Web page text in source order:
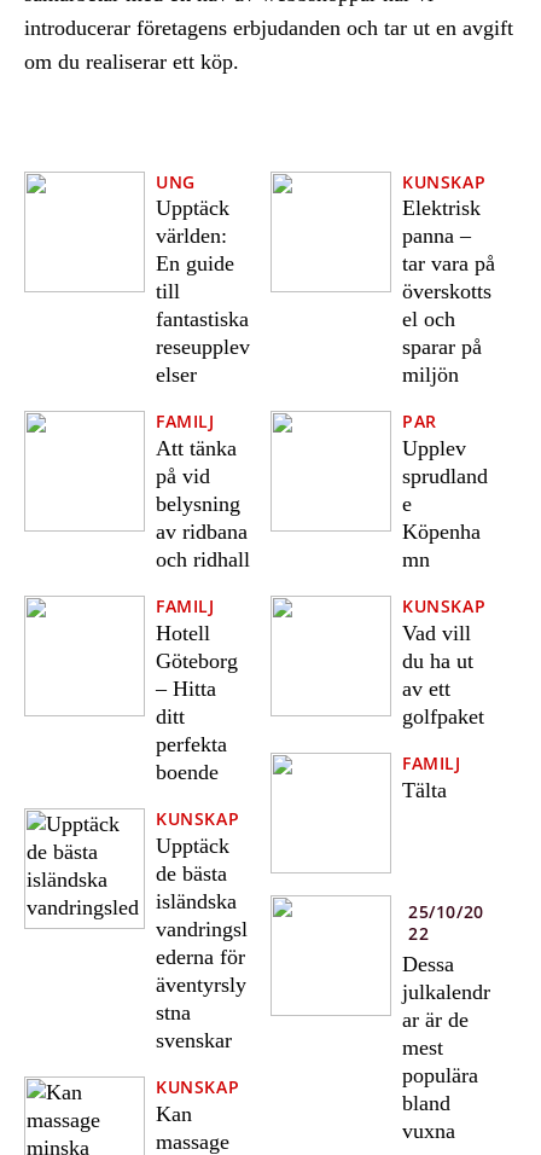
introducerar företagens erbjudanden och tar ut en avgift
om du realiserar ett köp.
UNG
Upptäck
världen:
En guide
till
fantastiska
reseupplev
elser
FAMILJ
Att tänka
på vid
belysning
av ridbana
och ridhall
FAMILJ
Hotell
Göteborg
– Hitta
ditt
perfekta
boende
KUNSKAP
Upptäck
de bästa
isländska
vandringsl
ederna för
äventyrsly
stna
svenskar
KUNSKAP
Kan
massage
KUNSKAP
Elektrisk
panna –
tar vara på
överskotts
el och
sparar på
miljön
PAR
Upplev
sprudland
e
Köpenha
mn
KUNSKAP
Vad vill
du ha ut
av ett
golfpaket
FAMILJ
Tälta
25/10/20
22
Dessa
julkalendr
ar är de
mest
populära
bland
vuxna